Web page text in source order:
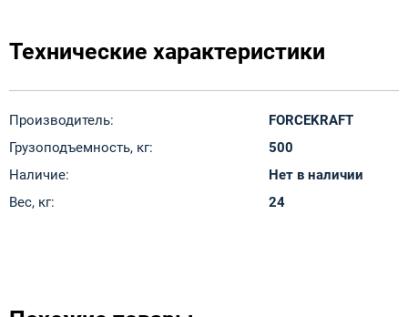
Технические характеристики
Производитель:
FORCEKRAFT
Грузоподъемность, кг:
500
Наличие:
Нет в наличии
Вес, кг:
24